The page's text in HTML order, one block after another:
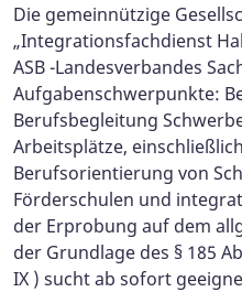
Die gemeinnützige
„Integrationsfachdienst
ASB -Landesverbandes
Aufgabenschwerpunkte:
Berufsbegleitung
Arbeitsplätze,
Berufsorientierung von
Förderschulen und
der Erprobung auf dem
der Grundlage des § 185
IX ) sucht ab sofort